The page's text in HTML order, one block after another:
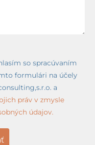
so spracúvaním
formulári na účely
a
práv v zmysle
údajov.